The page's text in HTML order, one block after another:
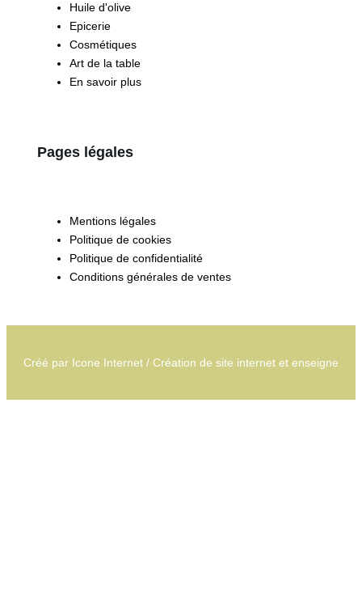
Huile d'olive
Epicerie
Cosmétiques
Art de la table
En savoir plus
Pages légales
Mentions légales
Politique de cookies
Politique de confidentialité
Conditions générales de ventes
Créé par Icone Internet / Création de site internet et enseigne